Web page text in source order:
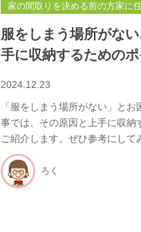
家の間取りを決める前の方家に
服をしまう場所がな
手に収納するための
2024.12.23
「服をしまう場所がない」と
事では、その原因と上手に収納
ご紹介します。ぜひ参考にして
ろく